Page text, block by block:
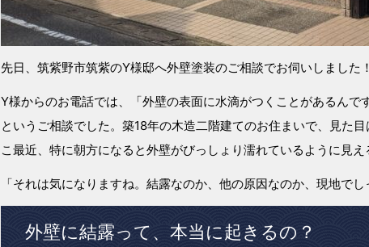
先日、筑紫野市筑紫のY様邸へ外壁塗装のご相談でお伺いしました！
Y様からのお電話では、「外壁の表面に水滴がつくことがあるんで
というご相談でした。築18年の木造二階建てのお住まいで、見た
こ最近、特に朝方になると外壁がびっしょり濡れているように見え
「それは気になりますね。結露なのか、他の原因なのか、現地でし
外壁に結露って、本当に起きるの？